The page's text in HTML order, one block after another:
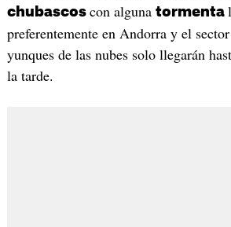
chubascos con alguna tormenta
preferentemente en Andorra y el
yunques de las nubes solo llegarán
la tarde.